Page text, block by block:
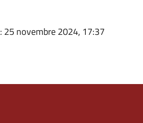
: 25 novembre 2024, 17:37